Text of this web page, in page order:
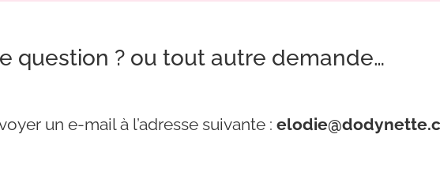
question ? ou tout autre demande…
un e-mail à l’adresse suivante :